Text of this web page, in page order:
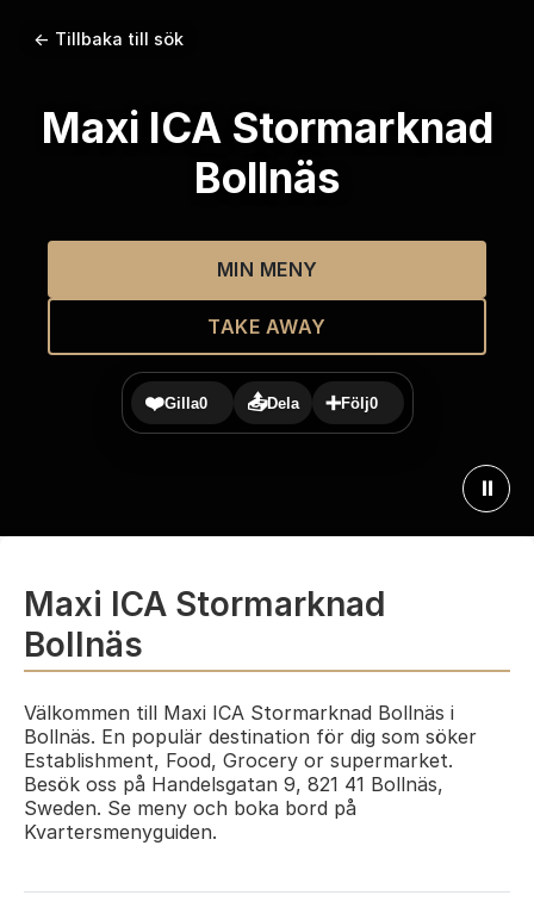
← Tillbaka till sök
Maxi ICA Stormarknad
Bollnäs
MIN MENY
TAKE AWAY
❤️Gilla0 📤Dela ➕Följ0
⏸
Maxi ICA Stormarknad
Bollnäs
Välkommen till Maxi ICA Stormarknad Bollnäs i
Bollnäs. En populär destination för dig som söker
Establishment, Food, Grocery or supermarket.
Besök oss på Handelsgatan 9, 821 41 Bollnäs,
Sweden. Se meny och boka bord på
Kvartersmenyguiden.